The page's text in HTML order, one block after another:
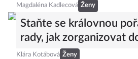
Magdaléna Kadlecová Ženy
Staňte se královnou
rady, jak zorganizovat
Klára Kotábová Ženy